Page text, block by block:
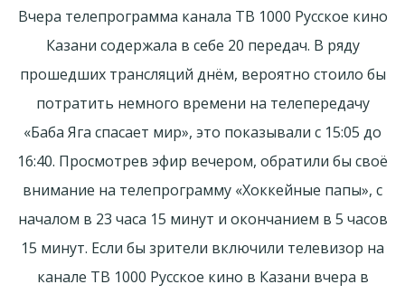
Вчера телепрограмма канала ТВ 1000 Русское кино
Казани содержала в себе 20 передач. В ряду
прошедших трансляций днём, вероятно стоило бы
потратить немного времени на телепередачу
«Баба Яга спасает мир», это показывали с 15:05 до
16:40. Просмотрев эфир вечером, обратили бы своё
внимание на телепрограмму «Хоккейные папы», с
началом в 23 часа 15 минут и окончанием в 5 часов
15 минут. Если бы зрители включили телевизор на
канале ТВ 1000 Русское кино в Казани вчера в